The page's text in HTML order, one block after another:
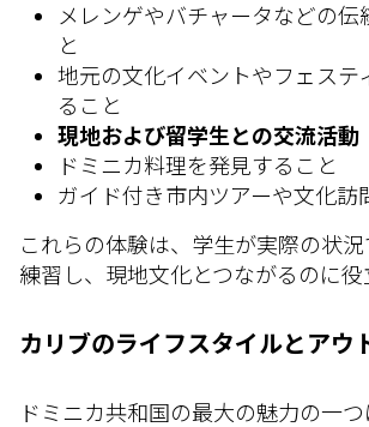
メレンゲやバチャータなどの伝
と
地元の文化イベントやフェステ
ること
現地および留学生との交流活動
ドミニカ料理を発見すること
ガイド付き市内ツアーや文化訪
これらの体験は、学生が実際の状
練習し、現地文化とつながるのに役
カリブのライフスタイルとアウ
ドミニカ共和国の最大の魅力の一